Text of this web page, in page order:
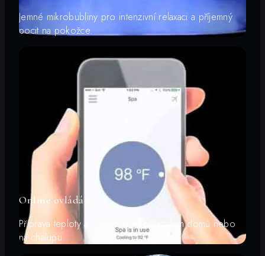
Jemné mikrobubliny pro intenzivní relaxaci a příjemný
pocit na pokožce.
Online ovládání
Příprava teploty a režimů před příjezdem domů nebo
na chalupu.